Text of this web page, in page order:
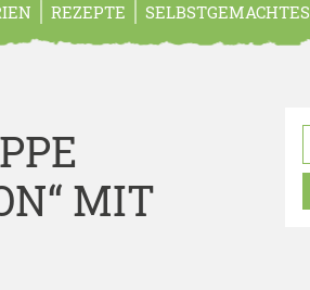
REZEPTE SELBSTGEMACHTES
MIT